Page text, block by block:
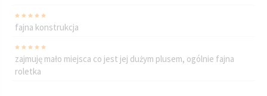
fajna konstrukcja
zajmuję mało miejsca co jest jej dużym plusem, ogólnie fajna
roletka